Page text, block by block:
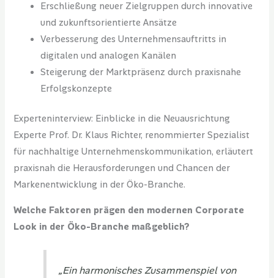
Erschließung neuer Zielgruppen durch innovative
und zukunftsorientierte Ansätze
Verbesserung des Unternehmensauftritts in
digitalen und analogen Kanälen
Steigerung der Marktpräsenz durch praxisnahe
Erfolgskonzepte
Experteninterview: Einblicke in die Neuausrichtung
Experte Prof. Dr. Klaus Richter, renommierter Spezialist
für nachhaltige Unternehmenskommunikation, erläutert
praxisnah die Herausforderungen und Chancen der
Markenentwicklung in der Öko-Branche.
Welche Faktoren prägen den modernen Corporate
Look in der Öko-Branche maßgeblich?
„Ein harmonisches Zusammenspiel von